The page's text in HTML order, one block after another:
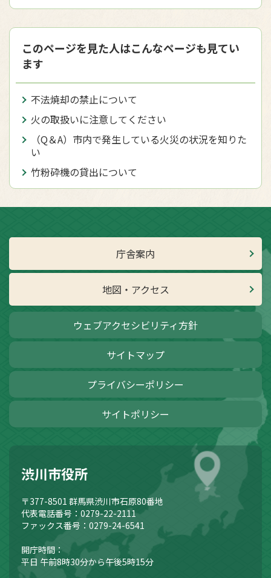
このページを見た人はこんなページも見てい
ます
不法焼却の禁止について
火の取扱いに注意してください
（Q＆A）市内で発生している火災の状況を知りた
い
竹粉砕機の貸出について
庁舎案内
地図・アクセス
ウェブアクセシビリティ方針
サイトマップ
プライバシーポリシー
サイトポリシー
渋川市役所
〒377-8501 群馬県渋川市石原80番地
代表電話番号：0279-22-2111
ファックス番号：0279-24-6541
開庁時間：
平日 午前8時30分から午後5時15分